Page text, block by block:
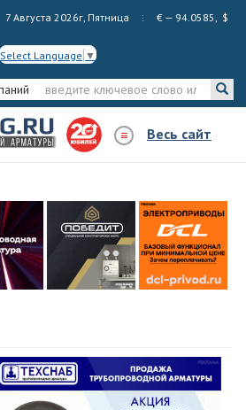
7 Августа 2026г, Пятница € — 94.0585, $
Select Language ▼
Весь сайт